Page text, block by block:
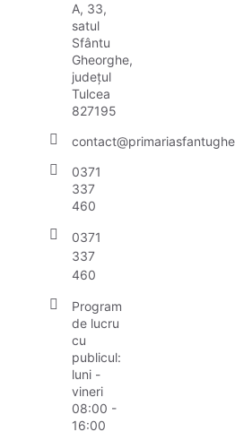
A, 33,
satul
Sfântu
Gheorghe,
județul
Tulcea
827195
0371
337
460
0371
337
460
Program
de lucru
cu
publicul:
luni -
vineri
08:00 -
16:00